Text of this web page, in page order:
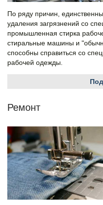
По ряду причин,
удаления загрязнений со
промышленная стирка
стиральные машины и
способны справиться со
рабочей одежды.
Ремонт